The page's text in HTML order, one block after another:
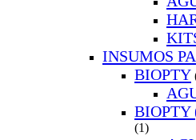
INSUMOS
BIOPTY
BIOPTY
(1)